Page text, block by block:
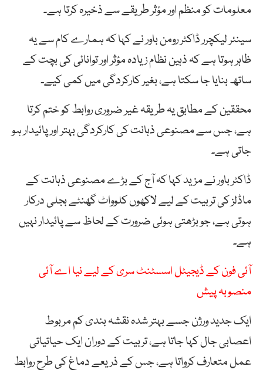
معلومات کو منظم اور مؤثر طریقے سے ذخیرہ کرتا ہے۔
سینئر لیکچرر ڈاکٹر رومن باور نے کہا کہ ہمارے کام سے یہ
ظاہر ہوتا ہے کہ ذہین نظام زیادہ مؤثر اور توانائی کی بچت کے
ساتھ بنایا جا سکتا ہے، بغیر کارکردگی میں کمی کیے۔
محققین کے مطابق یہ طریقہ غیر ضروری روابط کو ختم کرتا
ہے، جس سے مصنوعی ذہانت کی کارکردگی بہتر اور پائیدار ہو
جاتی ہے۔
ڈاکٹر باور نے مزید کہا کہ آج کے بڑے مصنوعی ذہانت کے
ماڈلز کی تربیت کے لیے لاکھوں کلوواٹ گھنٹے بجلی درکار
ہوتی ہے، جو بڑھتی ہوئی ضرورت کے لحاظ سے پائیدار نہیں
ہے۔
آئی فون کے ڈیجیٹل اسسٹنٹ سری کے لیے نیا اے آئی
منصوبہ پیش
ایک جدید ورژن جسے بہتر شدہ نقشہ بندی کم مربوط
اعصابی جال کہا جاتا ہے، تربیت کے دوران ایک حیاتیاتی
عمل متعارف کرواتا ہے، جس کے ذریعے دماغ کی طرح روابط